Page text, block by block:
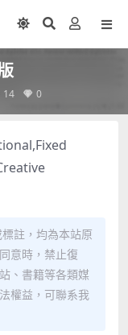
14 0
註，均為本站原
意時，禁止復
、書籍等各類媒
權益，可聯系我